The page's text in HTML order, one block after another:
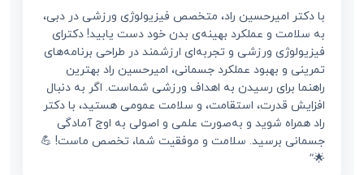
با دکتر امیرحسین راد، متخصص فیزیولوژی ورزشی در دبی،
به سلامت و عملکرد بهینه‌ی بدن خود دست یابید! دکترای
فیزیولوژی ورزشی و تجربه‌ای ارزشمند در طراحی برنامه‌های
تمرینی و بهبود عملکرد جسمانی، امیرحسین راد بهترین
راهنما برای رسیدن به اهداف ورزشی شماست. اگر به دنبال
افزایش قدرت، استقامت، و سلامت عمومی هستید، با دکتر
راد همراه شوید و به‌صورت علمی و اصولی به اوج آمادگی
جسمانی برسید. سلامت و موفقیت شما، تخصص ماست! 💪
🌟”